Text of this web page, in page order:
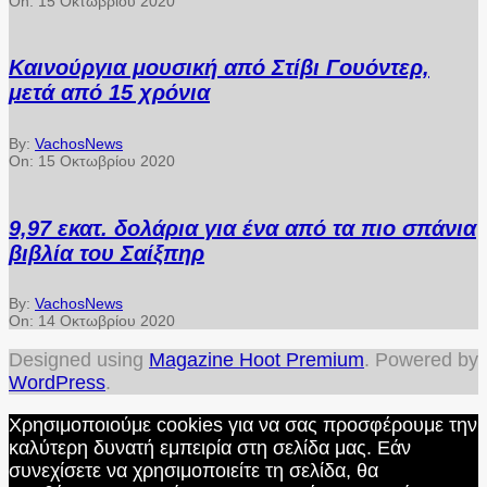
Καινούργια μουσική από Στίβι Γουόντερ,
μετά από 15 χρόνια
By: VachosNews
On: 15 Οκτωβρίου 2020
9,97 εκατ. δολάρια για ένα από τα πιο σπάνια
βιβλία του Σαίξπηρ
By: VachosNews
On: 14 Οκτωβρίου 2020
Designed using Magazine Hoot Premium. Powered by
WordPress.
Χρησιμοποιούμε cookies για να σας προσφέρουμε την
καλύτερη δυνατή εμπειρία στη σελίδα μας. Εάν
συνεχίσετε να χρησιμοποιείτε τη σελίδα, θα